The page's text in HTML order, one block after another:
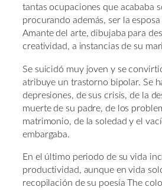
tantas ocupaciones que acababa
procurando además, ser la
Amante del arte, dibujaba para
creatividad, a instancias de su
Se suicidó muy joven y se
atribuye un trastorno bipolar. Se
depresiones, de sus crisis, de la
muerte de su padre, de los
matrimonio, de la soledad y el
embargaba.
En el último periodo de su vida
productividad, aunque en vida
recopilación de su poesía The